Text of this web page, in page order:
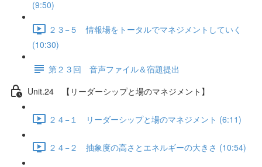
(9:50)
２３−５ 情報場をトータルでマネジメントしていく
(10:30)
第２３回 音声ファイル＆宿題提出
Unit.24 【リーダーシップと場のマネジメント】
２４−１ リーダーシップと場のマネジメント (6:11)
２４−２ 抽象度の高さとエネルギーの大きさ (10:54)